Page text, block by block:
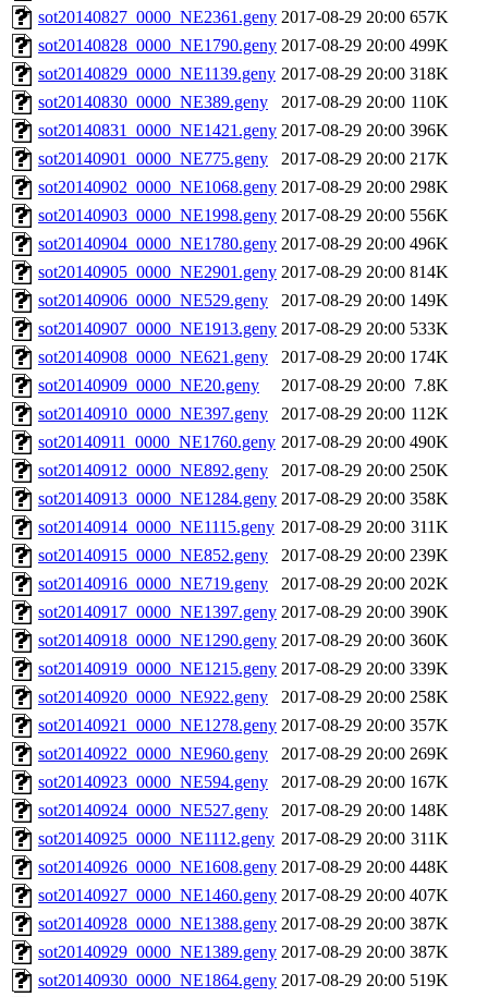
sot20140827_0000_NE2361.geny 2017-08-29 20:00 657K
sot20140828_0000_NE1790.geny 2017-08-29 20:00 499K
sot20140829_0000_NE1139.geny 2017-08-29 20:00 318K
sot20140830_0000_NE389.geny
2017-08-29 20:00 110K
sot20140831_0000_NE1421.geny 2017-08-29 20:00 396K
sot20140901_0000_NE775.geny
2017-08-29 20:00 217K
sot20140902_0000_NE1068.geny 2017-08-29 20:00 298K
sot20140903_0000_NE1998.geny 2017-08-29 20:00 556K
sot20140904_0000_NE1780.geny 2017-08-29 20:00 496K
sot20140905_0000_NE2901.geny 2017-08-29 20:00 814K
sot20140906_0000_NE529.geny
2017-08-29 20:00 149K
sot20140907_0000_NE1913.geny 2017-08-29 20:00 533K
sot20140908_0000_NE621.geny
2017-08-29 20:00 174K
sot20140909_0000_NE20.geny
2017-08-29 20:00 7.8K
sot20140910_0000_NE397.geny
2017-08-29 20:00 112K
sot20140911_0000_NE1760.geny 2017-08-29 20:00 490K
sot20140912_0000_NE892.geny
2017-08-29 20:00 250K
sot20140913_0000_NE1284.geny 2017-08-29 20:00 358K
sot20140914_0000_NE1115.geny 2017-08-29 20:00 311K
sot20140915_0000_NE852.geny
2017-08-29 20:00 239K
sot20140916_0000_NE719.geny
2017-08-29 20:00 202K
sot20140917_0000_NE1397.geny 2017-08-29 20:00 390K
sot20140918_0000_NE1290.geny 2017-08-29 20:00 360K
sot20140919_0000_NE1215.geny 2017-08-29 20:00 339K
sot20140920_0000_NE922.geny
2017-08-29 20:00 258K
sot20140921_0000_NE1278.geny 2017-08-29 20:00 357K
sot20140922_0000_NE960.geny
2017-08-29 20:00 269K
sot20140923_0000_NE594.geny
2017-08-29 20:00 167K
sot20140924_0000_NE527.geny
2017-08-29 20:00 148K
sot20140925_0000_NE1112.geny 2017-08-29 20:00 311K
sot20140926_0000_NE1608.geny 2017-08-29 20:00 448K
sot20140927_0000_NE1460.geny 2017-08-29 20:00 407K
sot20140928_0000_NE1388.geny 2017-08-29 20:00 387K
sot20140929_0000_NE1389.geny 2017-08-29 20:00 387K
sot20140930_0000_NE1864.geny 2017-08-29 20:00 519K